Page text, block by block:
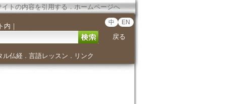
イトの内容を引用する．ホームページへ
内 ｜ 中 EN
戻る
ル仏経． 言語レッスン ． リンク